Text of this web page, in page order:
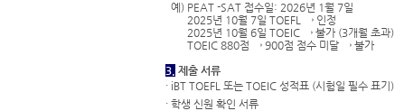
예) PEAT -SAT 접수일: 2026년 1월 7일
2025년 10월 7일 TOEFL → 인정
2025년 10월 6일 TOEIC → 불가 (3개월 초과)
TOEIC 880점 → 900점 점수 미달 → 불가
3. 제출 서류
· iBT TOEFL 또는 TOEIC 성적표 (시험일 필수 표기)
· 학생 신원 확인 서류